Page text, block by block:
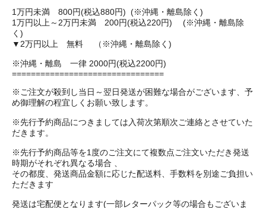
1万円未満 800円(税込880円) (※沖縄・離島除く)
1万円以上～2万円未満 200円(税込220円) (※沖縄・離島除
く)
▼2万円以上 無料 （※沖縄・離島除く)
※沖縄・離島 一律 2000円(税込2200円)
================================
※ご注文が殺到し当日～翌日発送が困難な場合がございます、予
め御理解の程宜しくお願い致します。
※先行予約商品につきましては入荷次第順次ご連絡とさせていた
だきます。
※先行予約商品等を1度のご注文にて複数点ご注文いただき発送
時期がそれぞれ異なる場合 、
その都度、発送商品金額に応じた配送料、手数料を別途ご負担い
ただきます
発送は宅配便となります(一部レターパック等の場合もございま